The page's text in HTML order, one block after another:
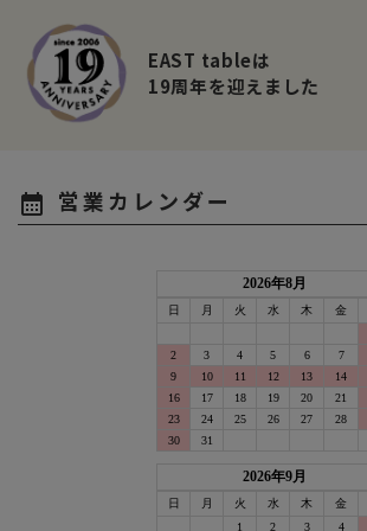
EAST tableは
19周年を迎えました
calendar_month 営業カレンダー